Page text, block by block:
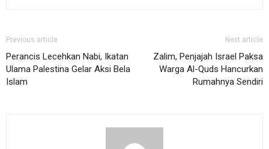
Previous article
Perancis Lecehkan Nabi, Ikatan
Ulama Palestina Gelar Aksi Bela
Islam
Next article
Zalim, Penjajah Israel Paksa
Warga Al-Quds Hancurkan
Rumahnya Sendiri